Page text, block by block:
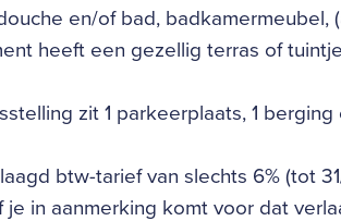
en/of bad, badkamermeubel,
heeft een gezellig terras of
zit 1 parkeerplaats, 1 berging
btw-tarief van slechts 6% (tot
je in aanmerking komt voor dat